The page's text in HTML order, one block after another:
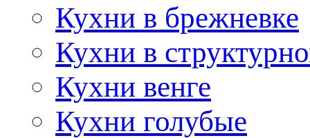
Кухни в брежневке
Кухни в
Кухни венге
Кухни голубые